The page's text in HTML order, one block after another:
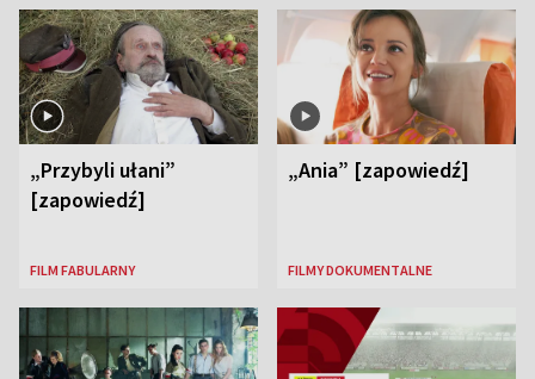
„Przybyli ułani”
[zapowiedź]
FILM FABULARNY
„Ania” [zapowiedź]
FILMY DOKUMENTALNE